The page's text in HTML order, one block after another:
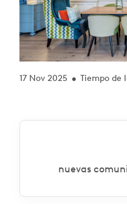
17 Nov 2025 • Tiempo de
nuevas